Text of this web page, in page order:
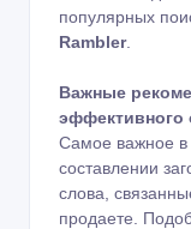
популярных
Rambler.
Важные
эффективного
Самое важное в
составлении
слова,
продаете.